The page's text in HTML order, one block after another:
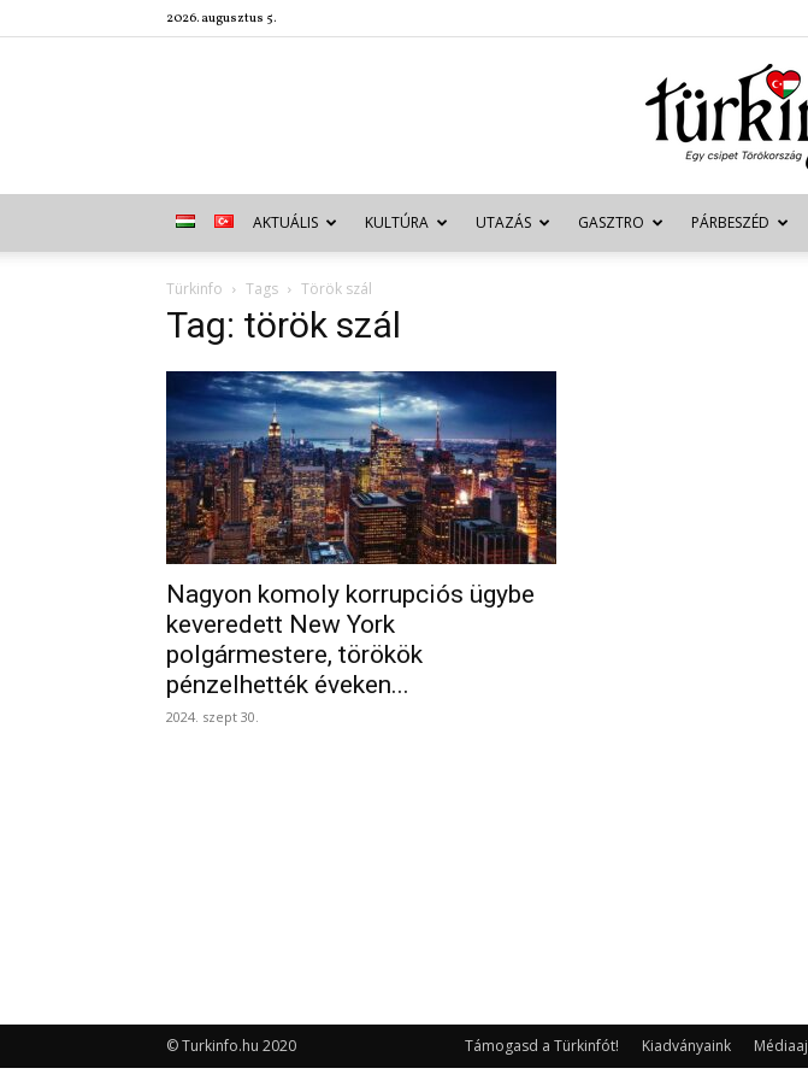
2026. augusztus 5.
AKTUÁLIS KULTÚRA UTAZÁS GASZTRO PÁRBESZÉD
Türkinfo Tags Török szál
Tag: török szál
Nagyon komoly korrupciós ügybe
keveredett New York
polgármestere, törökök
pénzelhették éveken...
2024. szept 30.
Támogasd a Türkinfót! Kiadványaink
© Turkinfo.hu 2020